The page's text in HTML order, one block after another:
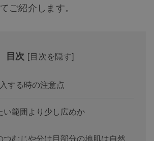
ご紹介します。
目次 [目次を隠す]
する時の注意点
い範囲より少し広めか
つむじや分け目部分の地肌は自然